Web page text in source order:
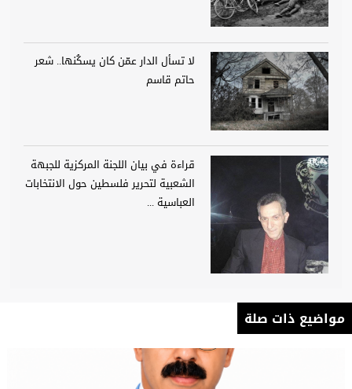
لا تسأل الدار عمّن كان يسكُنها.. شعر
حاتم قاسم
قراءة في بيان اللجنة المركزية للجبهة
الشعبية لتحرير فلسطين حول الانتخابات
العباسية ...
مواضيع ذات صلة